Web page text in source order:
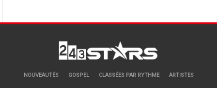
NOUVEAUTÉS GOSPEL CLASSÉES PAR RYTHME ARTISTES